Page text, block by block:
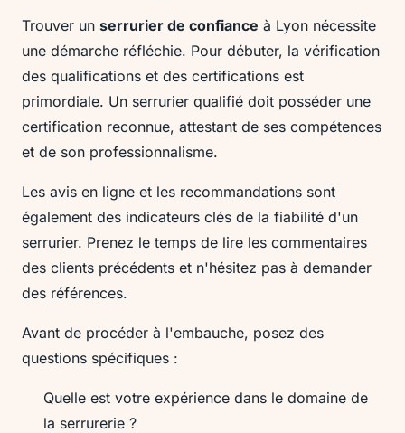
Trouver un serrurier de confiance à Lyon nécessite
une démarche réfléchie. Pour débuter, la vérification
des qualifications et des certifications est
primordiale. Un serrurier qualifié doit posséder une
certification reconnue, attestant de ses compétences
et de son professionnalisme.
Les avis en ligne et les recommandations sont
également des indicateurs clés de la fiabilité d'un
serrurier. Prenez le temps de lire les commentaires
des clients précédents et n'hésitez pas à demander
des références.
Avant de procéder à l'embauche, posez des
questions spécifiques :
Quelle est votre expérience dans le domaine de
la serrurerie ?